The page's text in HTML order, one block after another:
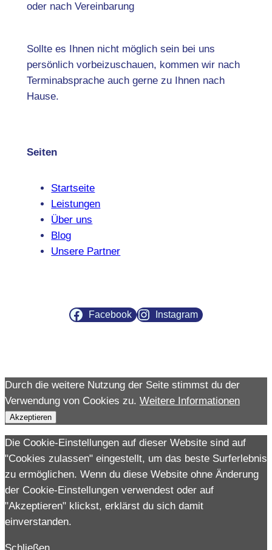
oder nach Vereinbarung
Sollte es Ihnen nicht möglich sein bei uns
persönlich vorbeizuschauen, kommen wir nach
Terminabsprache auch gerne zu Ihnen nach
Hause.
Seiten
Startseite
Leistungen
Über uns
Blog
Unsere Partner
Facebook Instagram
Durch die weitere Nutzung der Seite stimmst du der
Verwendung von Cookies zu. Weitere Informationen
Akzeptieren
Die Cookie-Einstellungen auf dieser Website sind auf
"Cookies zulassen" eingestellt, um das beste Surferlebnis
zu ermöglichen. Wenn du diese Website ohne Änderung
der Cookie-Einstellungen verwendest oder auf
"Akzeptieren" klickst, erklärst du sich damit
einverstanden.